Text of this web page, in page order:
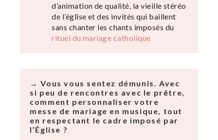
d’animation de qualité, la vieille stéréo
de l’église et des invités qui baillent
sans chanter les chants imposés du
rituel du mariage catholique
→ Vous vous sentez démunis. Avec
si peu de rencontres avec le prêtre,
comment personnaliser votre
messe de mariage en musique, tout
en respectant le cadre imposé par
l’Église ?